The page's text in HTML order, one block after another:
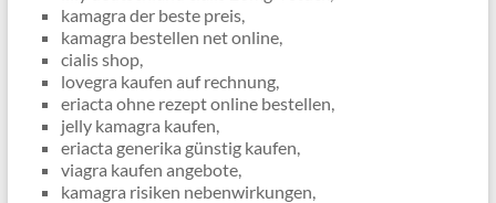
kamagra der beste preis,
kamagra bestellen net online,
cialis shop,
lovegra kaufen auf rechnung,
eriacta ohne rezept online bestellen,
jelly kamagra kaufen,
eriacta generika günstig kaufen,
viagra kaufen angebote,
kamagra risiken nebenwirkungen,